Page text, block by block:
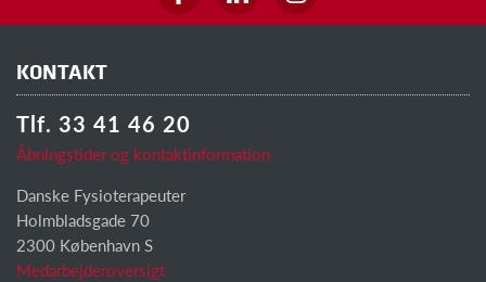
KONTAKT
Tlf. 33 41 46 20
Åbningstider og kontaktinformation
Danske Fysioterapeuter
Holmbladsgade 70
2300 København S
Medarbejderoversigt